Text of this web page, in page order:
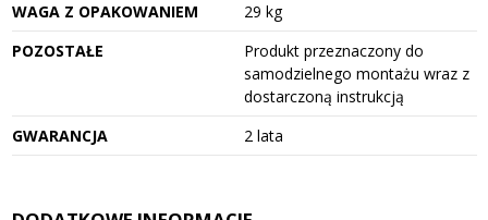
WAGA Z OPAKOWANIEM
29 kg
POZOSTAŁE
Produkt przeznaczony do
samodzielnego montażu wraz z
dostarczoną instrukcją
GWARANCJA
2 lata